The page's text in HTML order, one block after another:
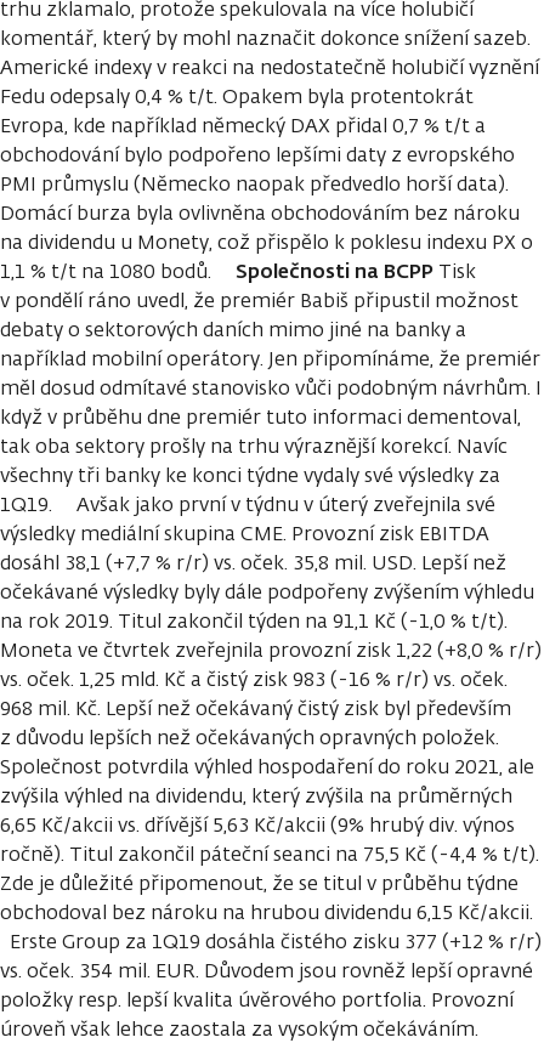
trhu zklamalo, protože spekulovala na více holubičí
komentář, který by mohl naznačit dokonce snížení sazeb.
Americké indexy v reakci na nedostatečně holubičí vyznění
Fedu odepsaly 0,4 % t/t. Opakem byla protentokrát
Evropa, kde například německý DAX přidal 0,7 % t/t a
obchodování bylo podpořeno lepšími daty z evropského
PMI průmyslu (Německo naopak předvedlo horší data).
Domácí burza byla ovlivněna obchodováním bez nároku
na dividendu u Monety, což přispělo k poklesu indexu PX o
1,1 % t/t na 1080 bodů. Společnosti na BCPP Tisk
v pondělí ráno uvedl, že premiér Babiš připustil možnost
debaty o sektorových daních mimo jiné na banky a
například mobilní operátory. Jen připomínáme, že premiér
měl dosud odmítavé stanovisko vůči podobným návrhům. I
když v průběhu dne premiér tuto informaci dementoval,
tak oba sektory prošly na trhu výraznější korekcí. Navíc
všechny tři banky ke konci týdne vydaly své výsledky za
1Q19. Avšak jako první v týdnu v úterý zveřejnila své
výsledky mediální skupina CME. Provozní zisk EBITDA
dosáhl 38,1 (+7,7 % r/r) vs. oček. 35,8 mil. USD. Lepší než
očekávané výsledky byly dále podpořeny zvýšením výhledu
na rok 2019. Titul zakončil týden na 91,1 Kč (-1,0 % t/t).
Moneta ve čtvrtek zveřejnila provozní zisk 1,22 (+8,0 % r/r)
vs. oček. 1,25 mld. Kč a čistý zisk 983 (-16 % r/r) vs. oček.
968 mil. Kč. Lepší než očekávaný čistý zisk byl především
z důvodu lepších než očekávaných opravných položek.
Společnost potvrdila výhled hospodaření do roku 2021, ale
zvýšila výhled na dividendu, který zvýšila na průměrných
6,65 Kč/akcii vs. dřívější 5,63 Kč/akcii (9% hrubý div. výnos
ročně). Titul zakončil páteční seanci na 75,5 Kč (-4,4 % t/t).
Zde je důležité připomenout, že se titul v průběhu týdne
obchodoval bez nároku na hrubou dividendu 6,15 Kč/akcii.
Erste Group za 1Q19 dosáhla čistého zisku 377 (+12 % r/r)
vs. oček. 354 mil. EUR. Důvodem jsou rovněž lepší opravné
položky resp. lepší kvalita úvěrového portfolia. Provozní
úroveň však lehce zaostala za vysokým očekáváním.